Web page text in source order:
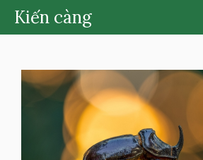
Chuyển
đến
dung
Kiến càng